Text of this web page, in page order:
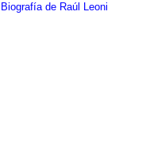
Biografía de Raúl Leoni